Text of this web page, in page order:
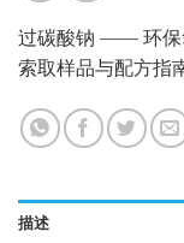
过碳酸钠 —— 环保
索取样品与配方指
描述